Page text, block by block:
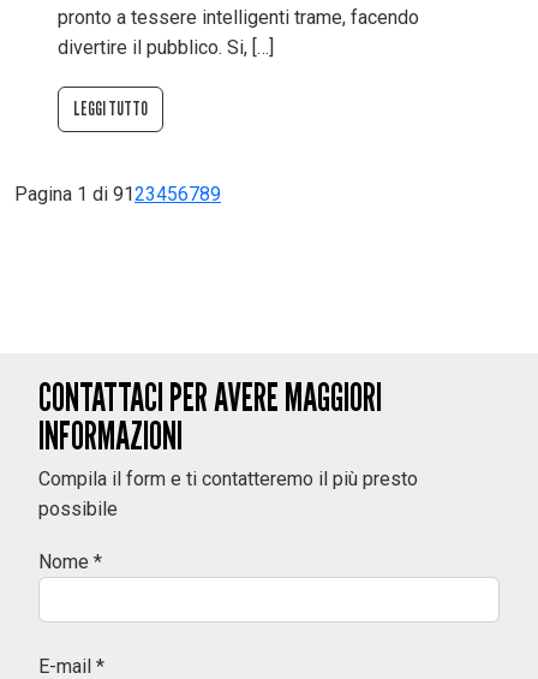
pronto a tessere intelligenti trame, facendo
divertire il pubblico. Si, […]
LEGGI TUTTO
Pagina 1 di 9123456789
CONTATTACI PER AVERE MAGGIORI
INFORMAZIONI
Compila il form e ti contatteremo il più presto
possibile
Nome *
E-mail *